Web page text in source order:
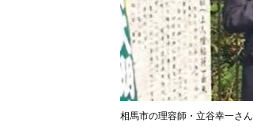
相馬市の理容師・立谷幸一さん